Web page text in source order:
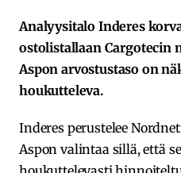
Analyysitalo Inderes
ostolistallaan Cargotecin
Aspon arvostustaso on
houkutteleva.
Inderes perustelee
Aspon valintaa sillä, että